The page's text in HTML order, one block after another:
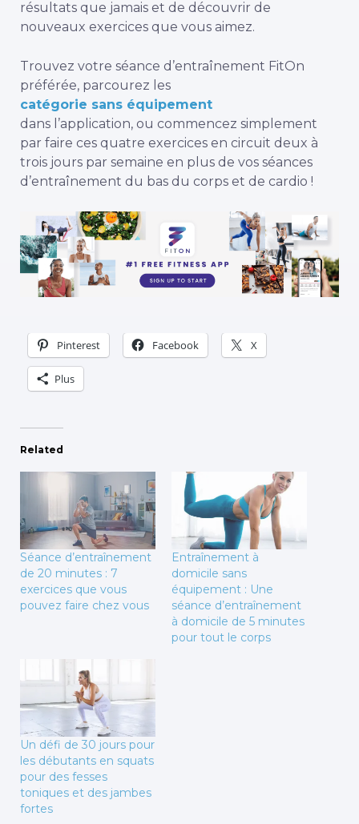
résultats que jamais et de découvrir de
nouveaux exercices que vous aimez.
Trouvez votre séance d’entraînement FitOn
préférée, parcourez les
catégorie sans équipement
dans l’application, ou commencez simplement
par faire ces quatre exercices en circuit deux à
trois jours par semaine en plus de vos séances
d’entraînement du bas du corps et de cardio !
Pinterest Facebook X
Plus
Related
Séance d’entraînement
de 20 minutes : 7
exercices que vous
pouvez faire chez vous
Entraînement à
domicile sans
équipement : Une
séance d’entraînement
à domicile de 5 minutes
pour tout le corps
Un défi de 30 jours pour
les débutants en squats
pour des fesses
toniques et des jambes
fortes